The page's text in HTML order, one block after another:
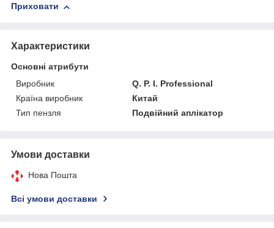
Приховати
Характеристики
Основні атрибути
Виробник
Q. P. I. Professional
Країна виробник
Китай
Тип пензля
Подвійний аплікатор
Умови доставки
Нова Пошта
Всі умови доставки